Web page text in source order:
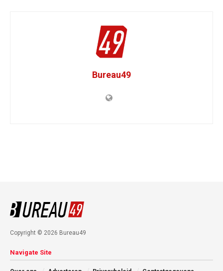
Bureau49
Copyright © 2026 Bureau49
Navigate Site